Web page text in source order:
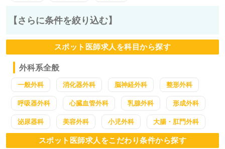
【さらに条件を絞り込む】
スポット医師求人を科目から探す
外科系全般
一般外科 消化器外科 脳神経外科 整形外科
呼吸器外科 心臓血管外科 乳腺外科 形成外科
泌尿器科 美容外科 小児外科 大腸・肛門外科
スポット医師求人をこだわり条件から探す